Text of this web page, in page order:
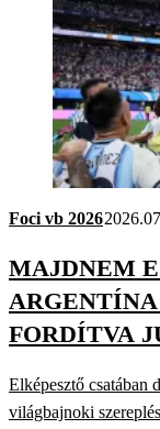
Foci vb 2026
MAJDNEM
FORDÍTVA
Elképesztő csatában
világbajnoki